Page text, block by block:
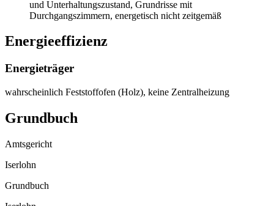
und Unterhaltungszustand, Grundrisse mit
Durchgangszimmern, energetisch nicht zeitgemäß
Energieeffizienz
Energieträger
wahrscheinlich Feststoffofen (Holz), keine Zentralheizung
Grundbuch
Amtsgericht
Iserlohn
Grundbuch